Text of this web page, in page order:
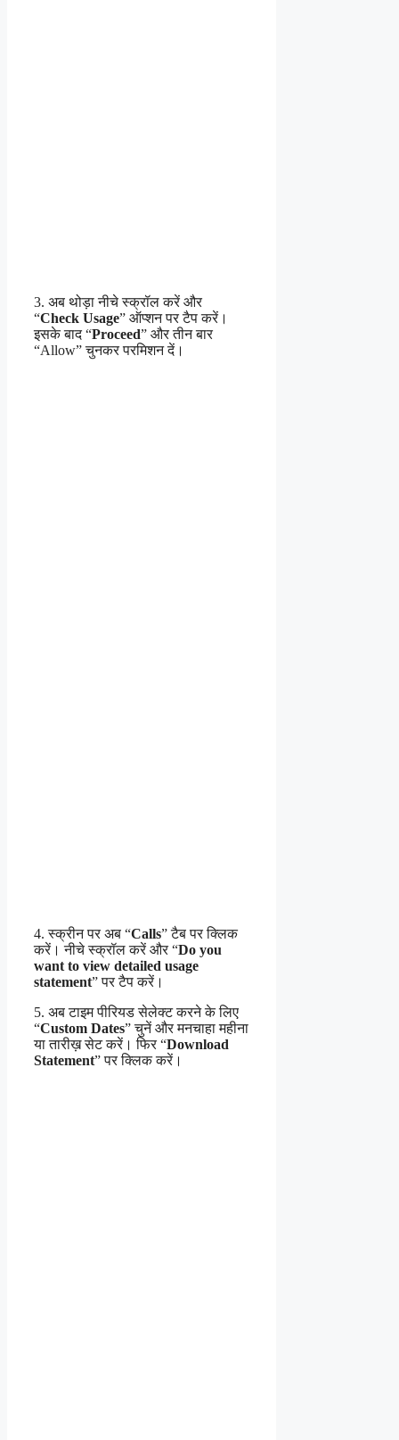
3. अब थोड़ा नीचे स्क्रॉल करें और
“Check Usage” ऑप्शन पर टैप करें।
इसके बाद “Proceed” और तीन बार
“Allow” चुनकर परमिशन दें।
4. स्क्रीन पर अब “Calls” टैब पर क्लिक
करें। नीचे स्क्रॉल करें और “Do you
want to view detailed usage
statement” पर टैप करें।
5. अब टाइम पीरियड सेलेक्ट करने के लिए
“Custom Dates” चुनें और मनचाहा महीना
या तारीख़ सेट करें। फिर “Download
Statement” पर क्लिक करें।